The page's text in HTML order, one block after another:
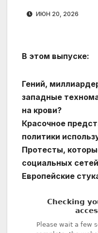
ИЮН 20, 2026
В этом выпуске:
Гений,
западные
на крови?
Красочное
политики
Протесты,
социальных
Европейские